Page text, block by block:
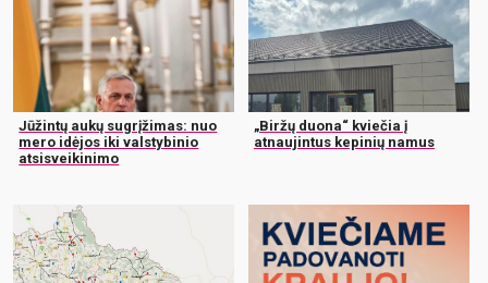
Jūžintų aukų sugrįžimas: nuo
mero idėjos iki valstybinio
atsisveikinimo
„Biržų duona“ kviečia į
atnaujintus kepinių namus